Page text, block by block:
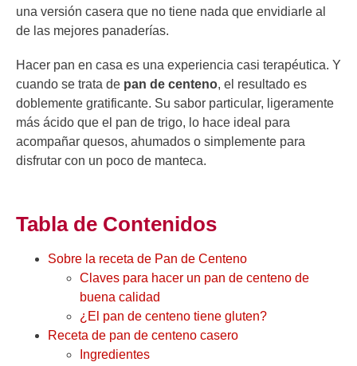
una versión casera que no tiene nada que envidiarle al
de las mejores panaderías.
Hacer pan en casa es una experiencia casi terapéutica. Y
cuando se trata de pan de centeno, el resultado es
doblemente gratificante. Su sabor particular, ligeramente
más ácido que el pan de trigo, lo hace ideal para
acompañar quesos, ahumados o simplemente para
disfrutar con un poco de manteca.
Tabla de Contenidos
Sobre la receta de Pan de Centeno
Claves para hacer un pan de centeno de
buena calidad
¿El pan de centeno tiene gluten?
Receta de pan de centeno casero
Ingredientes